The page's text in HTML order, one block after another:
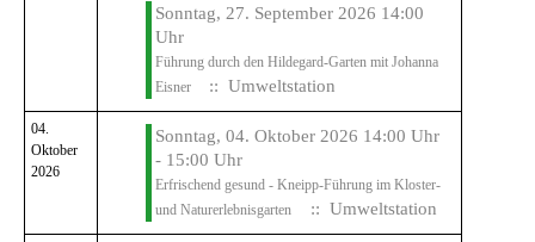
Sonntag, 27. September 2026 14:00
Uhr
Führung durch den Hildegard-Garten mit Johanna
Eisner
:: Umweltstation
04.
Oktober
2026
Sonntag, 04. Oktober 2026 14:00 Uhr
- 15:00 Uhr
Erfrischend gesund - Kneipp-Führung im Kloster-
und Naturerlebnisgarten
:: Umweltstation